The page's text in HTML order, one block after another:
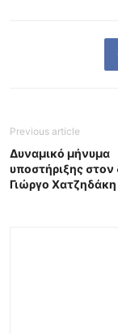
Previous article
Δυναμικό μήνυμα
υποστήριξης
Γιώργο Χατζηδάκη